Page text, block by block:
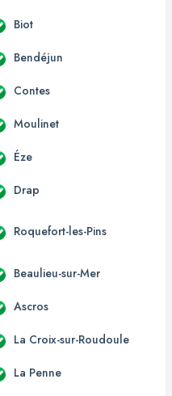
Biot
Bendéjun
Contes
Moulinet
Éze
Drap
Roquefort-les-Pins
Beaulieu-sur-Mer
Ascros
La Croix-sur-Roudoule
La Penne